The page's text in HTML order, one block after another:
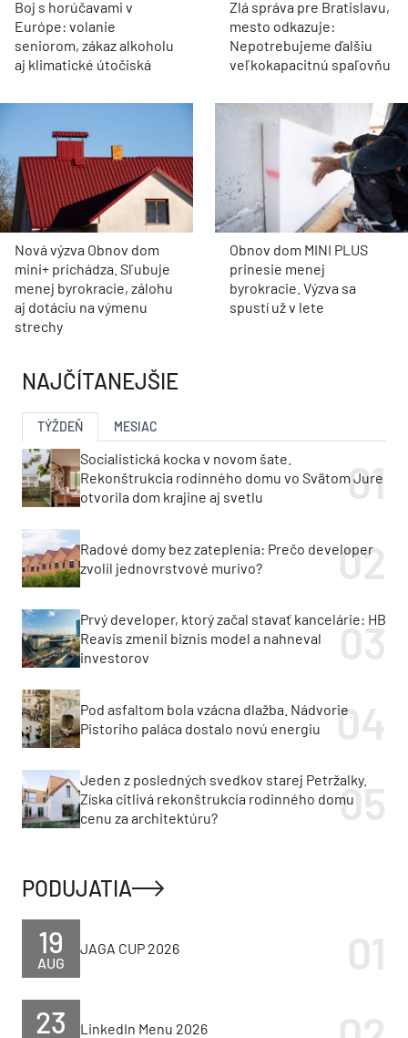
Boj s horúčavami v
Európe: volanie
seniorom, zákaz alkoholu
aj klimatické útočiská
Zlá správa pre Bratislavu,
mesto odkazuje:
Nepotrebujeme ďalšiu
veľkokapacitnú spaľovňu
Nová výzva Obnov dom
mini+ prichádza. Sľubuje
menej byrokracie, zálohu
aj dotáciu na výmenu
strechy
Obnov dom MINI PLUS
prinesie menej
byrokracie. Výzva sa
spustí už v lete
NAJČÍTANEJŠIE
TÝŽDEŇ MESIAC
Socialistická kocka v novom šate.
Rekonštrukcia rodinného domu vo Svätom Jure
otvorila dom krajine aj svetlu
Radové domy bez zateplenia: Prečo developer
zvolil jednovrstvové murivo?
Prvý developer, ktorý začal stavať kancelárie: HB
Reavis zmenil biznis model a nahneval
investorov
Pod asfaltom bola vzácna dlažba. Nádvorie
Pistoriho paláca dostalo novú energiu
Jeden z posledných svedkov starej Petržalky.
Získa citlivá rekonštrukcia rodinného domu
cenu za architektúru?
PODUJATIA
AUG
19 JAGA CUP 2026
23 LinkedIn Menu 2026